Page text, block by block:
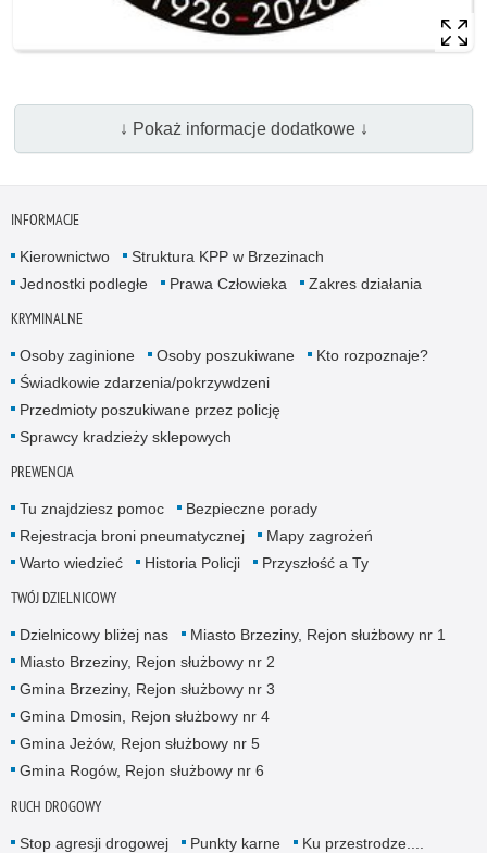
↓ Pokaż informacje dodatkowe ↓
INFORMACJE
Kierownictwo
Struktura KPP w Brzezinach
Jednostki podległe
Prawa Człowieka Zakres działania
KRYMINALNE
Osoby zaginione Osoby poszukiwane
Kto rozpoznaje?
Świadkowie zdarzenia/pokrzywdzeni
Przedmioty poszukiwane przez policję
Sprawcy kradzieży sklepowych
PREWENCJA
Tu znajdziesz pomoc
Bezpieczne porady
Rejestracja broni pneumatycznej
Mapy zagrożeń
Warto wiedzieć
Historia Policji Przyszłość a Ty
TWÓJ DZIELNICOWY
Dzielnicowy bliżej nas
Miasto Brzeziny, Rejon służbowy nr 1
Miasto Brzeziny, Rejon służbowy nr 2
Gmina Brzeziny, Rejon służbowy nr 3
Gmina Dmosin, Rejon służbowy nr 4
Gmina Jeżów, Rejon służbowy nr 5
Gmina Rogów, Rejon służbowy nr 6
RUCH DROGOWY
Stop agresji drogowej Punkty karne
Ku przestrodze....